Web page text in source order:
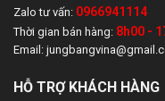
Zalo tư vấn: 0966941114
Thời gian bán hàng: 8h00 -
Email:
HỖ TRỢ KHÁCH HÀNG